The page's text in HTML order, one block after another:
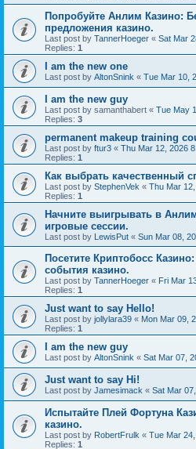
Попробуйте Анлим Казино:
предложения казино.
Last post by TannerHoeger « Sat Mar
Replies: 1
I am the new one
Last post by AltonSnink « Tue Mar 10,
I am the new guy
Last post by samanthabert « Tue May
Replies: 3
permanent makeup training
Last post by ftur3 « Thu Mar 12, 2026
Replies: 1
Как выбрать качественный
Last post by StephenVek « Thu Mar
Replies: 1
Начните выигрывать в
игровые сессии.
Last post by LewisPut « Sun Mar 08,
Посетите Криптобосс
события казино.
Last post by TannerHoeger « Fri Mar
Replies: 1
Just want to say Hello!
Last post by jollylara39 « Mon Mar 09,
Replies: 1
I am the new guy
Last post by AltonSnink « Sat Mar 07,
Just want to say Hi!
Last post by Jamesimack « Sat Mar
Испытайте Плей Фортуна
казино.
Last post by RobertFrulk « Tue Mar
Replies: 1